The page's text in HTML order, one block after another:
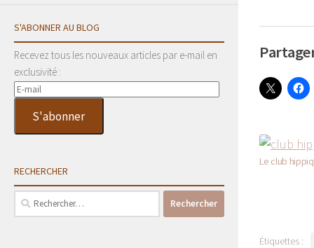
Le club
Étiquettes :
S'ABONNER AU BLOG
Recevez tous les nouveaux articles par e-mail en
exclusivité :
E-
S'abonner
RECHERCHER
Rechercher :